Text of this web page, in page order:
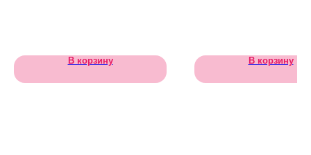
В корзину В корзину
Каталог